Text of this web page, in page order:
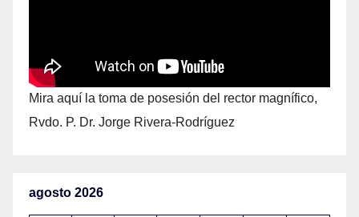
Mira aquí la toma de posesión del rector magnífico,
Rvdo. P. Dr. Jorge Rivera-Rodríguez
agosto 2026